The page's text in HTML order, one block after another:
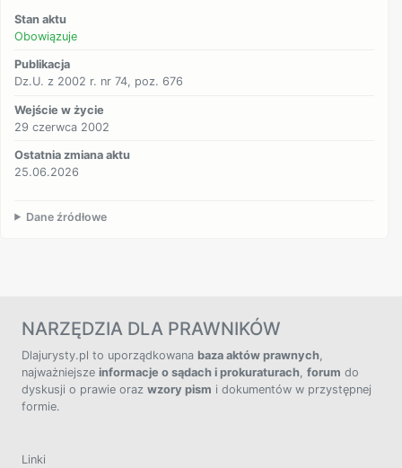
Stan aktu
Obowiązuje
Publikacja
Dz.U. z 2002 r. nr 74, poz. 676
Wejście w życie
29 czerwca 2002
Ostatnia zmiana aktu
25.06.2026
Dane źródłowe
NARZĘDZIA DLA PRAWNIKÓW
Dlajurysty.pl to uporządkowana baza aktów prawnych,
najważniejsze informacje o sądach i prokuraturach, forum do
dyskusji o prawie oraz wzory pism i dokumentów w przystępnej
formie.
Linki